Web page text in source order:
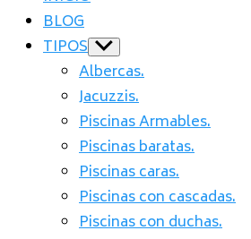
BLOG
TIPOS Show
sub
menu
Albercas.
Jacuzzis.
Piscinas Armables.
Piscinas baratas.
Piscinas caras.
Piscinas con cascadas.
Piscinas con duchas.